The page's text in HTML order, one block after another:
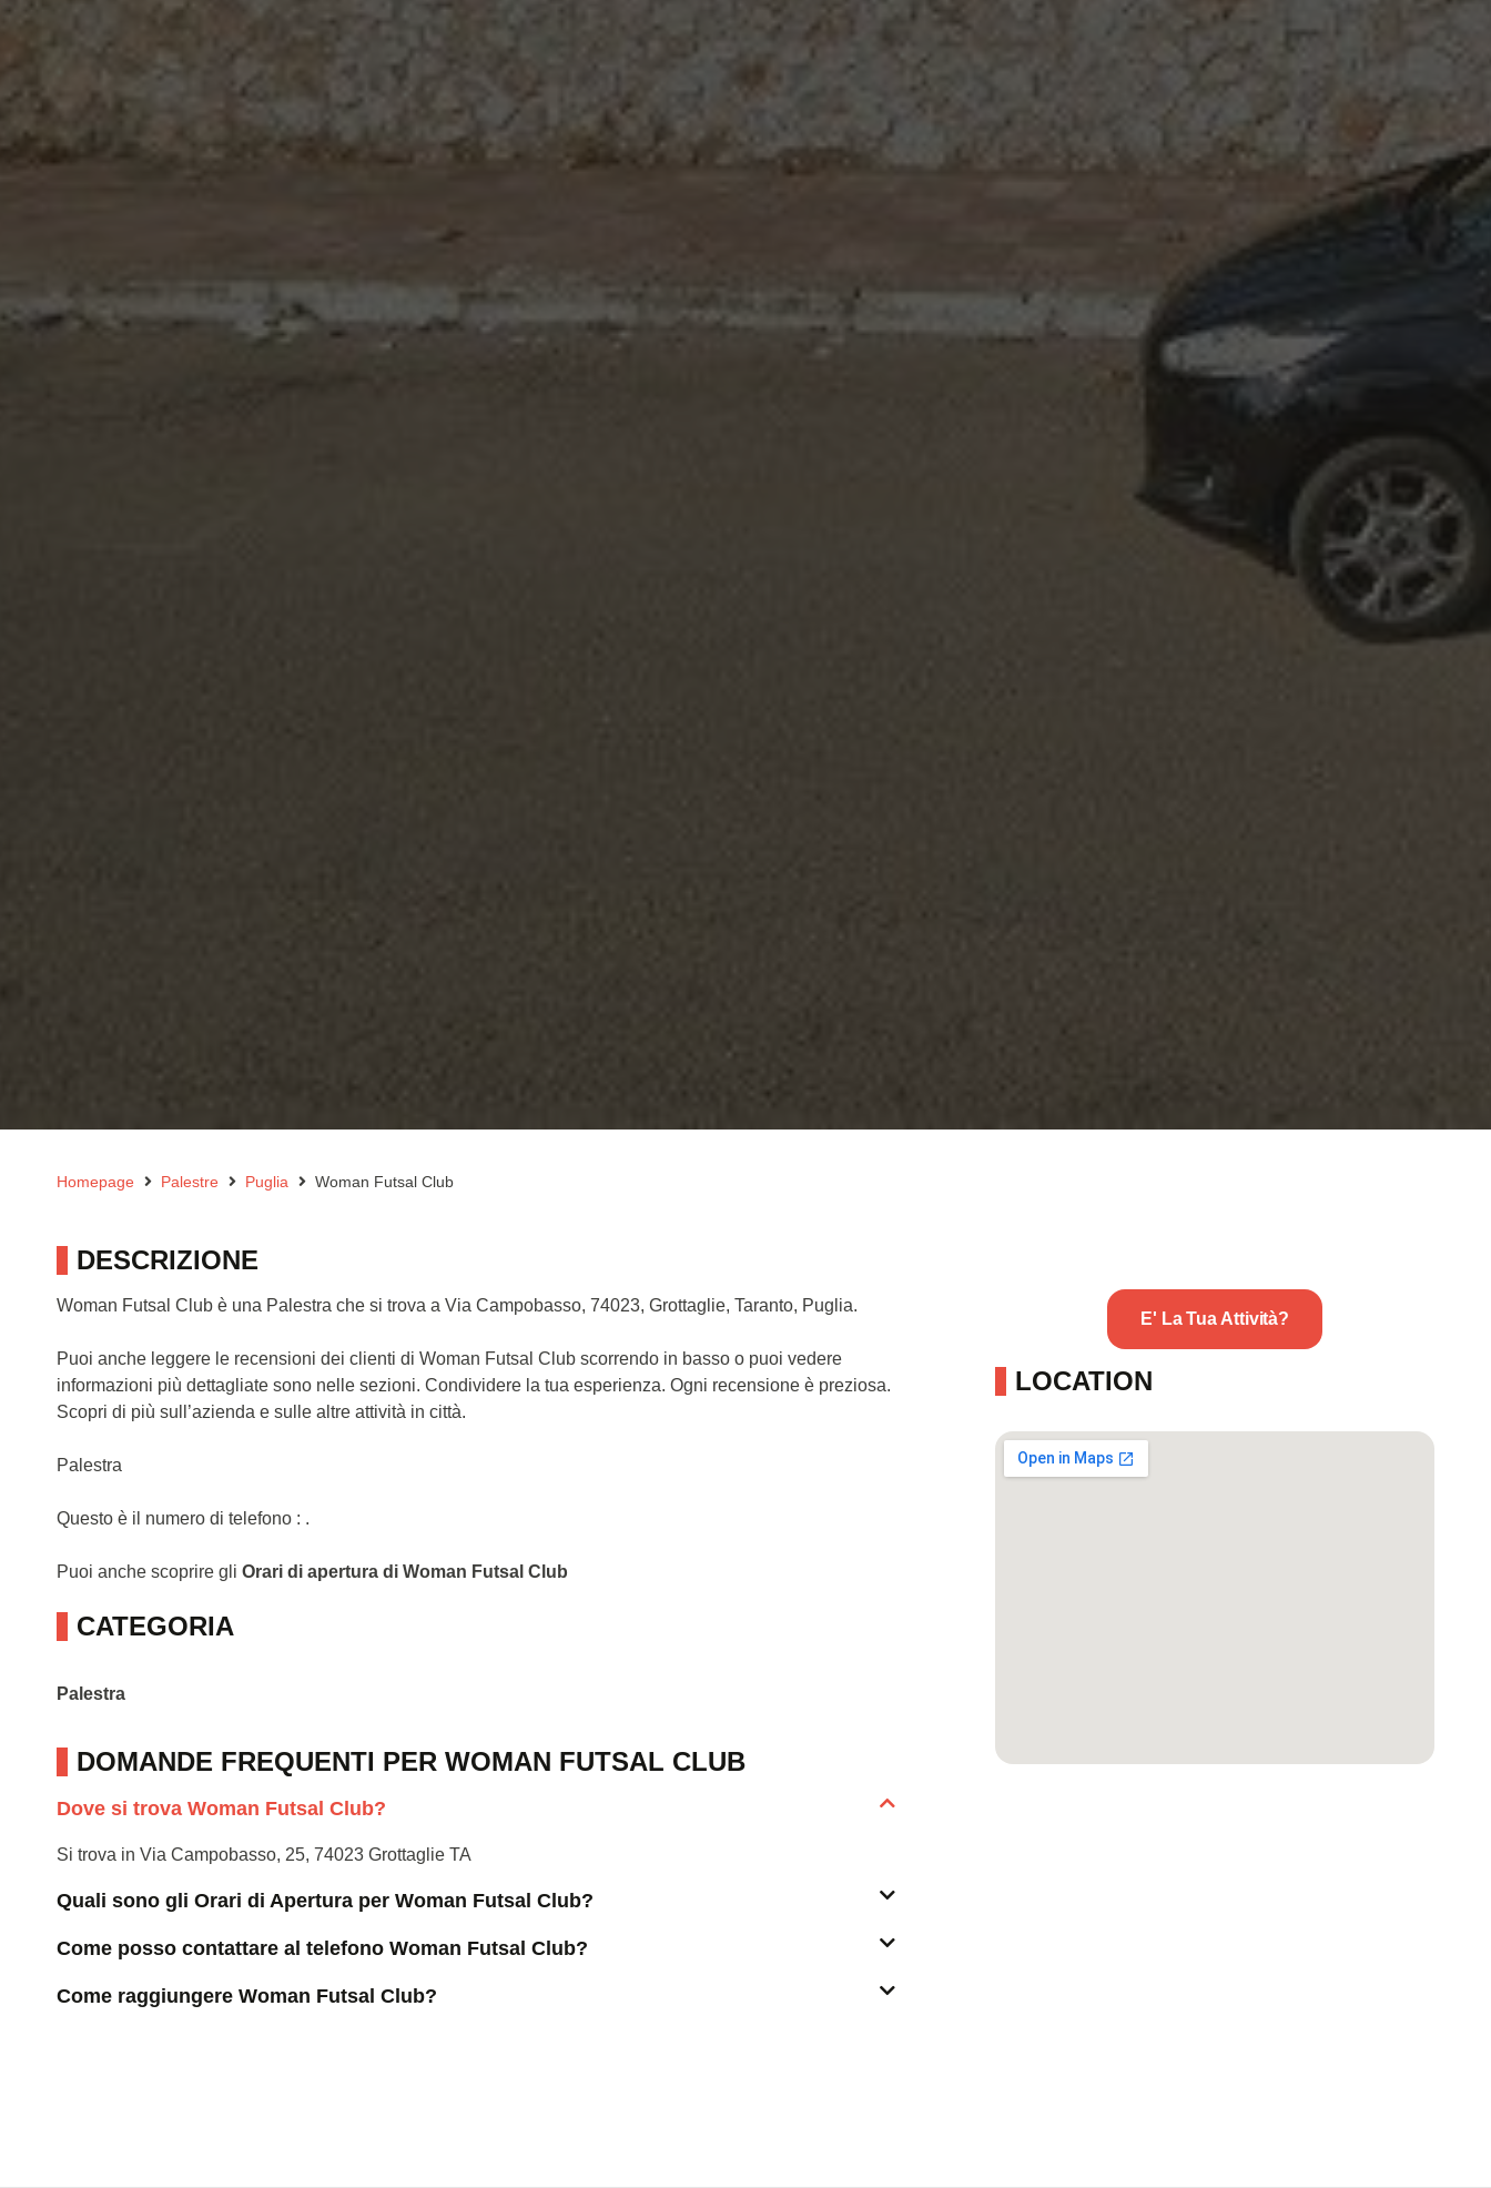
Homepage Palestre Puglia Woman Futsal Club
DESCRIZIONE
Woman Futsal Club è una Palestra che si trova a Via Campobasso, 74023, Grottaglie, Taranto, Puglia.
Puoi anche leggere le recensioni dei clienti di Woman Futsal Club scorrendo in basso o puoi vedere
informazioni più dettagliate sono nelle sezioni. Condividere la tua esperienza. Ogni recensione è preziosa.
Scopri di più sull’azienda e sulle altre attività in città.
Palestra
Questo è il numero di telefono : .
Puoi anche scoprire gli Orari di apertura di Woman Futsal Club
CATEGORIA
Palestra
DOMANDE FREQUENTI PER WOMAN FUTSAL CLUB
Dove si trova Woman Futsal Club?
Si trova in Via Campobasso, 25, 74023 Grottaglie TA
Quali sono gli Orari di Apertura per Woman Futsal Club?
Come posso contattare al telefono Woman Futsal Club?
Come raggiungere Woman Futsal Club?
E' La Tua Attività?
LOCATION